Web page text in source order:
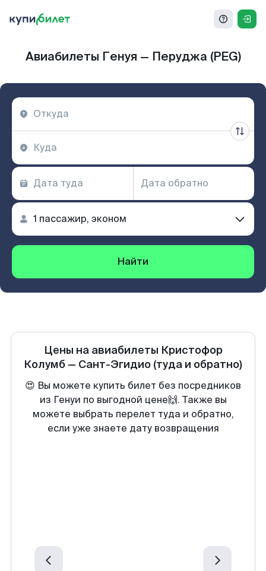
Авиабилеты Генуя — Перуджа (PEG)
Найти
Цены на авиабилеты Кристофор
Колумб — Сант-Эгидио (туда и обратно)
😍 Вы можете купить билет без посредников
из Генуи по выгодной цене🙌. Также вы
можете выбрать перелет туда и обратно,
если уже знаете дату возвращения